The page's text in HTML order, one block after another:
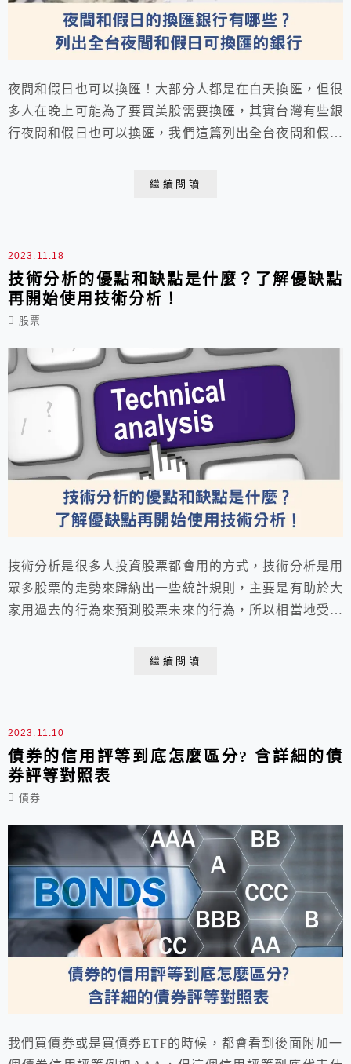
夜間和假日也可以換匯！大部分人都是在白天換匯，但很
多人在晚上可能為了要買美股需要換匯，其實台灣有些銀
行夜間和假日也可以換匯，我們這篇列出全台夜間和假日
繼續閱讀
2023.11.18
技術分析的優點和缺點是什麼？了解優缺點
再開始使用技術分析！
股票
技術分析是很多人投資股票都會用的方式，技術分析是用
眾多股票的走勢來歸納出一些統計規則，主要是有助於大
家用過去的行為來預測股票未來的行為，所以相當地受到
分析的優點和缺點，了解優缺點再開始使用技術分析！
繼續閱讀
2023.11.10
債券的信用評等到底怎麼區分? 含詳細的債
券評等對照表
債券
我們買債券或是買債券ETF的時候，都會看到後面附加一